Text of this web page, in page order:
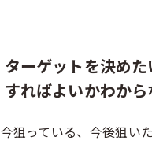
ターゲットを決め
すればよいかわから
今狙っている、今後狙い